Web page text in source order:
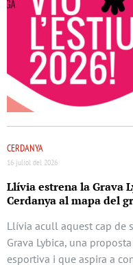
CERDANYA
16 juliol del 2026
Llívia estrena la Grava
Cerdanya al mapa del
Llívia acull aquest cap de
Grava Lybica, una
esportiva i que aspira a